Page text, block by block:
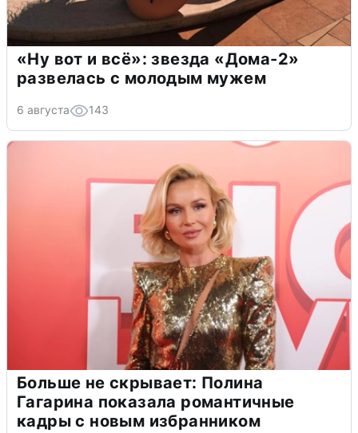
«Ну вот и всё»: звезда «Дома-2»
развелась с молодым мужем
6 августа 143
Больше не скрывает: Полина
Гагарина показала романтичные
кадры с новым избранником